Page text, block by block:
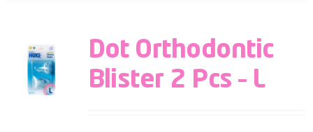
Dot Orthodontic
Blister 2 Pcs – L